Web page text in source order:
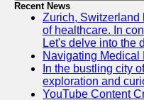
Recent News
Zurich, Switzerland
of healthcare. In
Let's delve into the
Navigating
In the bustling city
exploration and
YouTube Content